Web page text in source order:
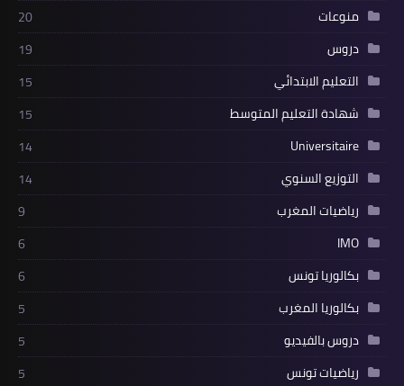
منوعات
20
دروس
19
التعليم الابتدائي
15
شهادة التعليم المتوسط
15
Universitaire
14
التوزيع السنوي
14
رياضيات المغرب
9
IMO
6
بكالوريا تونس
6
بكالوريا المغرب
5
دروس بالفيديو
5
رياضيات تونس
5